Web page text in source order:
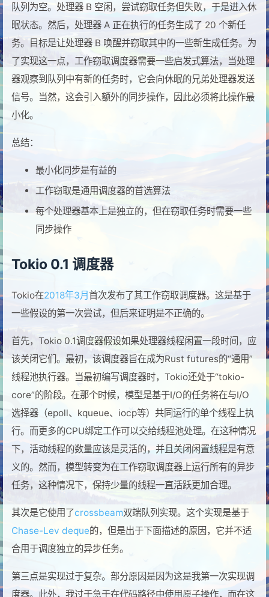
队列为空。处理器 B 空闲，尝试窃取任务但失败，于是进入休
眠状态。然后，处理器 A 正在执行的任务生成了 20 个新任
务。目标是让处理器 B 唤醒并窃取其中的一些新生成任务。为
了实现这一点，工作窃取调度器需要一些启发式算法，当处理
器观察到队列中有新的任务时，它会向休眠的兄弟处理器发送
信号。当然，这会引入额外的同步操作，因此必须将此操作最
小化。
总结：
最小化同步是有益的
工作窃取是通用调度器的首选算法
每个处理器基本上是独立的，但在窃取任务时需要一些
同步操作
Tokio 0.1 调度器
Tokio在2018年3月首次发布了其工作窃取调度器。这是基于
一些假设的第一次尝试，但后来证明是不正确的。
首先，Tokio 0.1调度器假设如果处理器线程闲置一段时间，应
该关闭它们。最初，该调度器旨在成为Rust futures的“通用”
线程池执行器。当最初编写调度器时，Tokio还处于“tokio-
core”的阶段。在那个时候，模型是基于I/O的任务将在与I/O
选择器（epoll、kqueue、iocp等）共同运行的单个线程上执
行。而更多的CPU绑定工作可以交给线程池处理。在这种情况
下，活动线程的数量应该是灵活的，并且关闭闲置线程是有意
义的。然而，模型转变为在工作窃取调度器上运行所有的异步
任务，这种情况下，保持少量的线程一直活跃更加合理。
其次是它使用了crossbeam双端队列实现。这个实现是基于
Chase-Lev deque的，但是出于下面描述的原因，它并不适
合用于调度独立的异步任务。
第三点是实现过于复杂。部分原因是因为这是我第一次实现调
度器。此外，我过于急于在代码路径中使用原子操作，而在这